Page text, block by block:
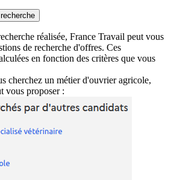
réalisée, France Travail peut vous
de recherche d'offres. Ces
en fonction des critères que vous
cherchez un métier d'ouvrier agricole,
vous proposer :